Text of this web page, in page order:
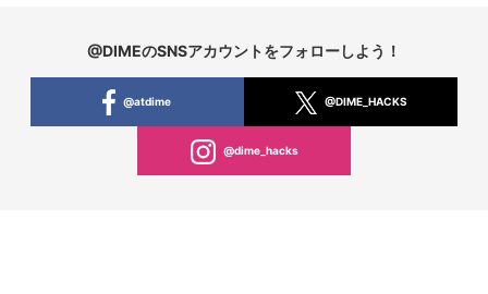
@DIMEのSNSアカウントをフォローしよう！
@atdime @DIME_HACKS
@dime_hacks